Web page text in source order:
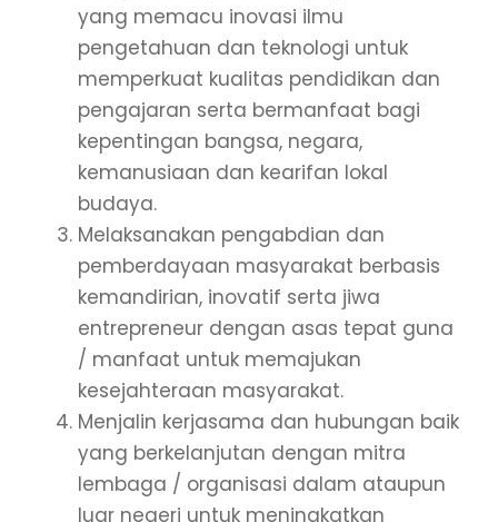
yang memacu inovasi ilmu
pengetahuan dan teknologi untuk
memperkuat kualitas pendidikan dan
pengajaran serta bermanfaat bagi
kepentingan bangsa, negara,
kemanusiaan dan kearifan lokal
budaya.
Melaksanakan pengabdian dan
pemberdayaan masyarakat berbasis
kemandirian, inovatif serta jiwa
entrepreneur dengan asas tepat guna
/ manfaat untuk memajukan
kesejahteraan masyarakat.
Menjalin kerjasama dan hubungan baik
yang berkelanjutan dengan mitra
lembaga / organisasi dalam ataupun
luar negeri untuk meningkatkan